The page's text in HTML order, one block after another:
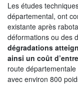
Jeunesse,
enseignement
Culture,
Les études
départemental, ont
existante après
déformations ou des
dégradations
ainsi un coût
route
avec environ 800